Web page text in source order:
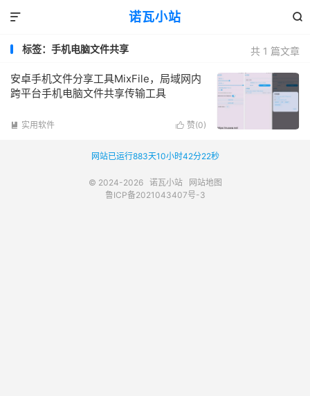
诺瓦小站 

共 1 篇文章
标签：手机电脑文件共享
安卓手机文件分享工具MixFile，局域网内
跨平台手机电脑文件共享传输工具
 赞(0)
 实用软件
网站已运行883天10小时42分22秒
© 2024-2026 诺瓦小站
网站地图
鲁ICP备2021043407号-3